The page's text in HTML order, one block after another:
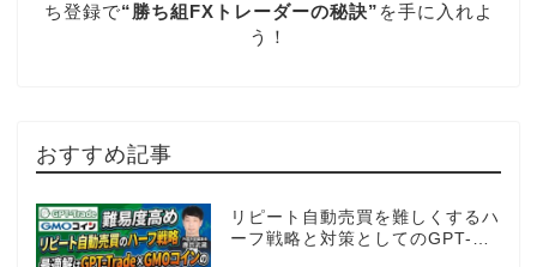
ち登録で“勝ち組FXトレーダーの秘訣” を手に入れよ
う！
おすすめ記事
リピート自動売買を難しくするハ
ーフ戦略と対策としてのGPT-